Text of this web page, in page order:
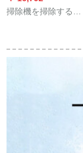
掃除機を掃除する人
す。全自動掃除機は